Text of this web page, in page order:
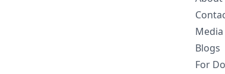
Media
Blogs
For